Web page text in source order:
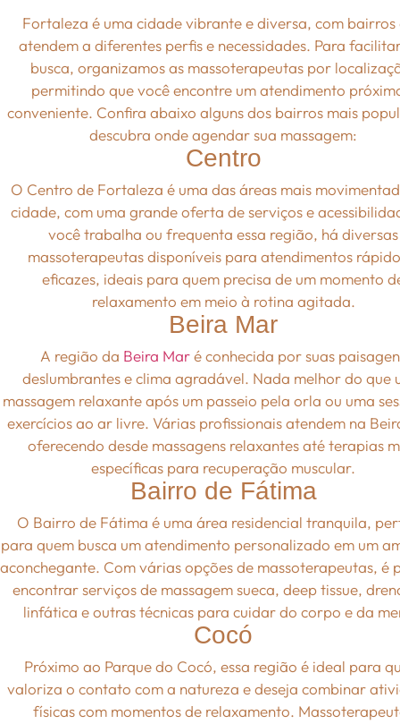
Fortaleza é uma cidade vibrante e diversa, com bairros
atendem a diferentes perfis e necessidades. Para
busca, organizamos as massoterapeutas por
permitindo que você encontre um atendimento
conveniente. Confira abaixo alguns dos bairros mais
descubra onde agendar sua massagem:
Centro
O Centro de Fortaleza é uma das áreas mais
cidade, com uma grande oferta de serviços e
você trabalha ou frequenta essa região, há diversas
massoterapeutas disponíveis para atendimentos
eficazes, ideais para quem precisa de um momento
relaxamento em meio à rotina agitada.
Beira Mar
A região da Beira Maré conhecida por suas
deslumbrantes e clima agradável. Nada melhor do que
massagem relaxante após um passeio pela orla ou uma
exercícios ao ar livre. Várias profissionais atendem na
oferecendo desde massagens relaxantes até terapias
específicas para recuperação muscular.
Bairro de Fátima
O Bairro de Fátima é uma área residencial tranquila,
para quem busca um atendimento personalizado em um
aconchegante. Com várias opções de massoterapeutas, é
encontrar serviços de massagem sueca, deep tissue,
linfática e outras técnicas para cuidar do corpo e da
Cocó
Próximo ao Parque do Cocó, essa região é ideal para
valoriza o contato com a natureza e deseja combinar
físicas com momentos de relaxamento.